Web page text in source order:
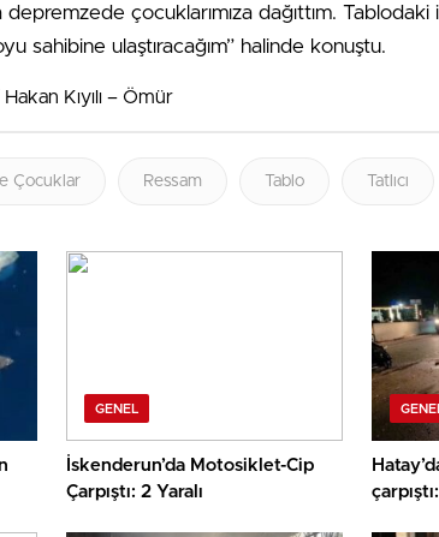
çocuklarımıza dağıttım. Tablodaki
sahibine ulaştıracağım” halinde konuştu.
Kıyılı – Ömür
Çocuklar Ressam Tablo Tatlıcı
GENEL
İskenderun’da Motosiklet-Cip
Çarpıştı: 2 Yaralı